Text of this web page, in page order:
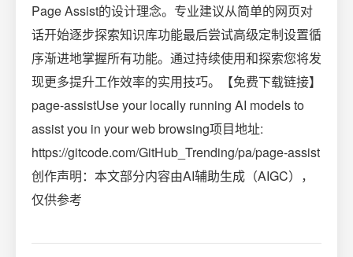
Page Assist的设计理念。专业建议从简单的网页对
话开始逐步探索知识库功能最后尝试高级定制设置循
序渐进地掌握所有功能。通过持续使用和探索您将发
现更多提升工作效率的实用技巧。【免费下载链接】
page-assistUse your locally running AI models to
assist you in your web browsing项目地址:
https://gitcode.com/GitHub_Trending/pa/page-assist
创作声明：本文部分内容由AI辅助生成（AIGC），
仅供参考